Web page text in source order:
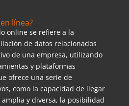
línea?
online se refiere a la
de datos relacionados
de una empresa, utilizando
y plataformas
ofrece una serie de
como la capacidad de llegar
y diversa, la posibilidad